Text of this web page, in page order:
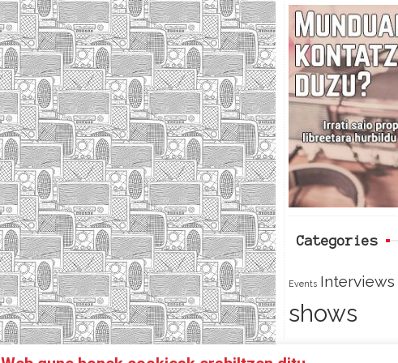
c
e
b
o
o
i
t
t
e
r
Categories
Events Interviews
shows